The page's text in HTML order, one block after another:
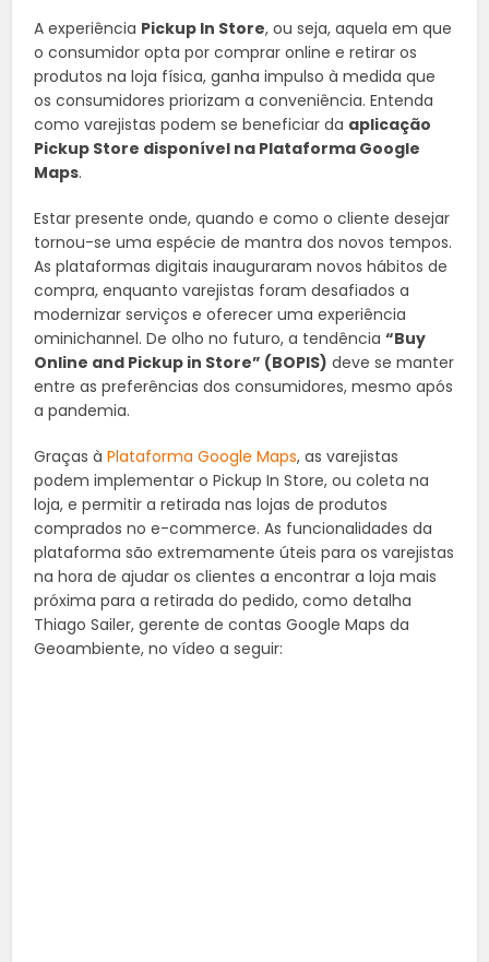
A experiência Pickup In Store, ou seja, aquela em que
o consumidor opta por comprar online e retirar os
produtos na loja física, ganha impulso à medida que
os consumidores priorizam a conveniência. Entenda
como varejistas podem se beneficiar da aplicação
Pickup Store disponível na Plataforma Google
Maps.
Estar presente onde, quando e como o cliente desejar
tornou-se uma espécie de mantra dos novos tempos.
As plataformas digitais inauguraram novos hábitos de
compra, enquanto varejistas foram desafiados a
modernizar serviços e oferecer uma experiência
ominichannel. De olho no futuro, a tendência“Buy
Online and Pickup in Store” (BOPIS) deve se manter
entre as preferências dos consumidores, mesmo após
a pandemia.
Graças àPlataforma Google Maps, as varejistas
podem implementar o Pickup In Store, ou coleta na
loja, e permitir a retirada nas lojas de produtos
comprados no e-commerce. As funcionalidades da
plataforma são extremamente úteis para os varejistas
na hora de ajudar os clientes a encontrar a loja mais
próxima para a retirada do pedido, como detalha
Thiago Sailer, gerente de contas Google Maps da
Geoambiente, no vídeo a seguir: